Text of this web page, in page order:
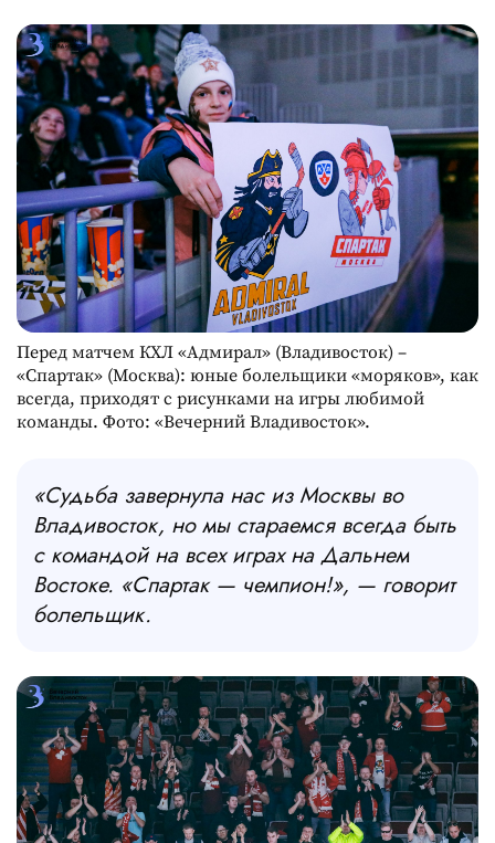
Перед матчем КХЛ «Адмирал» (Владивосток) –
«Спартак» (Москва): юные болельщики «моряков», как
всегда, приходят с рисунками на игры любимой
команды. Фото: «Вечерний Владивосток».
«Судьба завернула нас из Москвы во
Владивосток, но мы стараемся всегда быть
с командой на всех играх на Дальнем
Востоке. «Спартак — чемпион!», — говорит
болельщик.